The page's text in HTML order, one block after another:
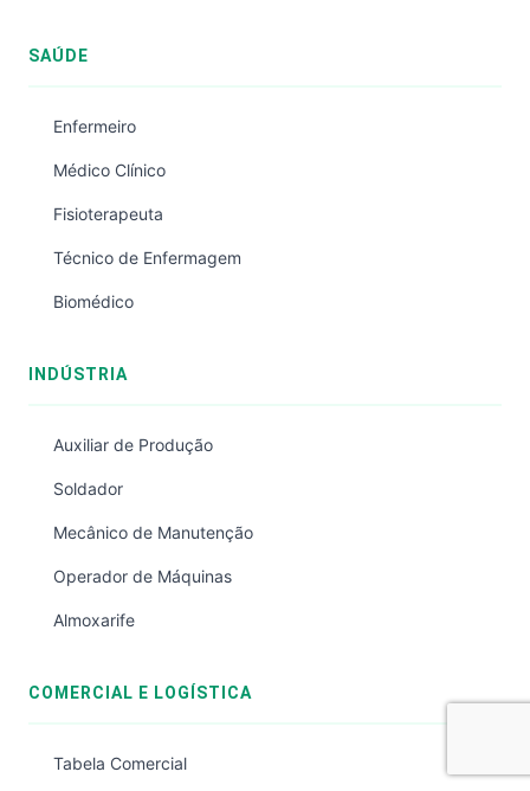
SAÚDE
Enfermeiro
Médico Clínico
Fisioterapeuta
Técnico de Enfermagem
Biomédico
INDÚSTRIA
Auxiliar de Produção
Soldador
Mecânico de Manutenção
Operador de Máquinas
Almoxarife
COMERCIAL E LOGÍSTICA
Tabela Comercial